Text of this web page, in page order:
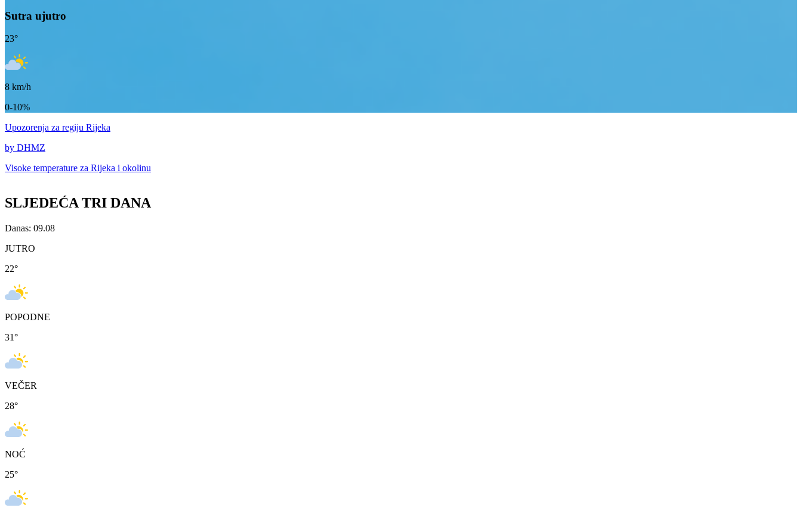
Sutra ujutro
23°
8 km/h
0-10%
Upozorenja za regiju Rijeka
by DHMZ
Visoke temperature za Rijeka i okolinu
SLJEDEĆA TRI DANA
Danas: 09.08
JUTRO
22°
POPODNE
31°
VEČER
28°
NOĆ
25°